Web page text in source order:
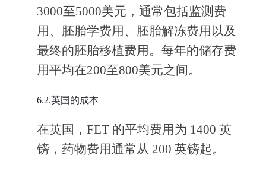
3000至5000美元，通常包括监测费
用、胚胎学费用、胚胎解冻费用以及
最终的胚胎移植费用。每年的储存费
用平均在200至800美元之间。
6.2.英国的成本
在英国，FET 的平均费用为 1400 英
镑，药物费用通常从 200 英镑起。